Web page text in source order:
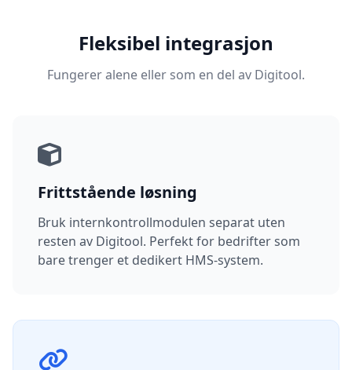
Fleksibel integrasjon
Fungerer alene eller som en del av Digitool.
Frittstående løsning
Bruk internkontrollmodulen separat uten
resten av Digitool. Perfekt for bedrifter som
bare trenger et dedikert HMS-system.